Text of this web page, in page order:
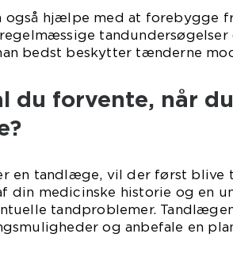
også hjælpe med at forebygge
bedst beskytter tænderne
du forvente, når
en tandlæge, vil der først blive
din medicinske historie og en
tandproblemer.
og anbefale en